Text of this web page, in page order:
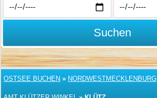
Suchen
OSTSEE BUCHEN » NORDWESTMECKLENBURG